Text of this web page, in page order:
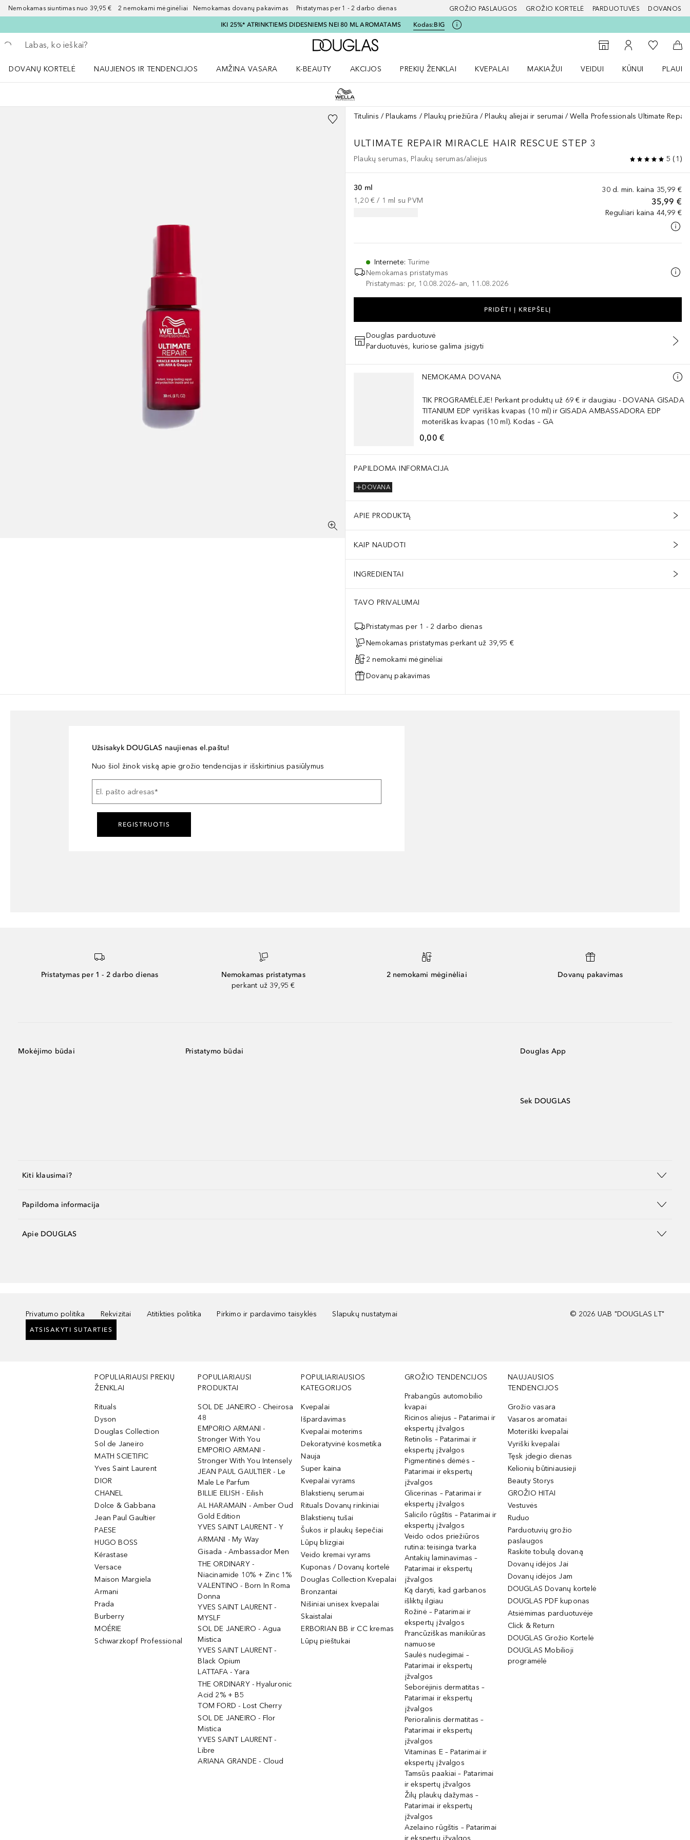
Nemokamas siuntimas nuo 39,95 € 2 nemokami mėginėliai Nemokamas dovanų pakavimas Pristatymas per 1 - 2 darbo dienas GROŽIO PASLAUGOS GROŽIO KORTELĖ PARDUOTUVĖS DOVANOS
IKI 25%* ATRINKTIEMS DIDESNIEMS NEI 80 ML AROMATAMS Kodas:BIG
Grįžk atgal
Vykdykite paiešką
Į Douglas pagrindinį puslapį
Į parduotuvių paiešką
Į mano paskyrą
Į mano
Į
DOVANŲ KORTELĖ
NAUJIENOS IR TENDENCIJOS
AMŽINA VASARA
K-BEAUTY
AKCIJOS
PREKIŲ ŽENKLAI
KVEPALAI
MAKIAŽUI
VEIDUI
KŪNUI
Titulinis Plaukams Plaukų priežiūra Plaukų aliejai ir serumai Wella Professionals Ultimate
ULTIMATE REPAIR MIRACLE HAIR RESCUE STEP 3
Plaukų serumas, Plaukų serumas/aliejus 5 ( 1 )
30 d. min. kaina 35,99 €
35,99 €
Reguliari kaina 44,99 €
30 ml
1,20 € / 1 ml su PVM
Internete:Turime
Nemokamas pristatymas
Pristatymas: pr, 10.08.2026–an, 11.08.2026
PRIDĖTI Į KREPŠELĮ
Douglas parduotuvė
Parduotuvės, kuriose galima įsigyti
Praleisti slankiklį
NEMOKAMA DOVANA
TIK PROGRAMĖLĖJE! Perkant produktų už 69 € ir daugiau - DOVANA GISADA
TITANIUM EDP vyriškas kvapas (10 ml) ir GISADA AMBASSADORA EDP
moteriškas kvapas (10 ml). Kodas – GA
0,00 €
PAPILDOMA INFORMACIJA
DOVANA
APIE PRODUKTĄ
KAIP NAUDOTI
INGREDIENTAI
TAVO PRIVALUMAI
Pristatymas per 1 - 2 darbo dienas
Nemokamas pristatymas perkant už 39,95 €
2 nemokami mėginėliai
Dovanų pakavimas
Užsisakyk DOUGLAS naujienas el.paštu!
Nuo šiol žinok viską apie grožio tendencijas ir išskirtinius pasiūlymus
El. pašto adresas*
REGISTRUOTIS
Pristatymas per 1 - 2 darbo dienas
Nemokamas pristatymas
perkant už 39,95 €
2 nemokami mėginėliai Dovanų pakavimas
Mokėjimo būdai Pristatymo būdai Douglas App
Sek DOUGLAS
Kiti klausimai?
Papildoma informacija
Apie DOUGLAS
Privatumo politika Rekvizitai Atitikties politika Pirkimo ir pardavimo taisyklės Slapukų nustatymai
ATSISAKYTI SUTARTIES
© 2026 UAB "DOUGLAS LT"
POPULIARIAUSI PREKIŲ
ŽENKLAI
Rituals
Dyson
Douglas Collection
Sol de Janeiro
MATH SCIETIFIC
Yves Saint Laurent
DIOR
CHANEL
Dolce & Gabbana
Jean Paul Gaultier
PAESE
HUGO BOSS
Kérastase
Versace
Maison Margiela
Armani
Prada
Burberry
MOÉRIE
Schwarzkopf Professional
POPULIARIAUSI
PRODUKTAI
SOL DE JANEIRO - Cheirosa
48
EMPORIO ARMANI -
Stronger With You
EMPORIO ARMANI -
Stronger With You Intensely
JEAN PAUL GAULTIER - Le
Male Le Parfum
BILLIE EILISH - Eilish
AL HARAMAIN - Amber Oud
Gold Edition
YVES SAINT LAURENT - Y
ARMANI - My Way
Gisada - Ambassador Men
THE ORDINARY -
Niacinamide 10% + Zinc 1%
VALENTINO - Born In Roma
Donna
YVES SAINT LAURENT -
MYSLF
SOL DE JANEIRO - Agua
Mistica
YVES SAINT LAURENT -
Black Opium
LATTAFA - Yara
THE ORDINARY - Hyaluronic
Acid 2% + B5
TOM FORD - Lost Cherry
SOL DE JANEIRO - Flor
Mistica
YVES SAINT LAURENT -
Libre
ARIANA GRANDE - Cloud
POPULIARIAUSIOS
KATEGORIJOS
Kvepalai
Išpardavimas
Kvepalai moterims
Dekoratyvinė kosmetika
Nauja
Super kaina
Kvepalai vyrams
Blakstienų serumai
Rituals Dovanų rinkiniai
Blakstienų tušai
Šukos ir plaukų šepečiai
Lūpų blizgiai
Veido kremai vyrams
Kuponas / Dovanų kortelė
Douglas Collection Kvepalai
Bronzantai
Nišiniai unisex kvepalai
Skaistalai
ERBORIAN BB ir CC kremas
Lūpų pieštukai
GROŽIO TENDENCIJOS
Prabangūs automobilio
kvapai
Ricinos aliejus – Patarimai ir
ekspertų įžvalgos
Retinolis – Patarimai ir
ekspertų įžvalgos
Pigmentinės dėmės –
Patarimai ir ekspertų
įžvalgos
Glicerinas – Patarimai ir
ekspertų įžvalgos
Salicilo rūgštis – Patarimai ir
ekspertų įžvalgos
Veido odos priežiūros
rutina: teisinga tvarka
Antakių laminavimas –
Patarimai ir ekspertų
įžvalgos
Ką daryti, kad garbanos
išliktų ilgiau
Rožinė – Patarimai ir
ekspertų įžvalgos
Prancūziškas manikiūras
namuose
Saulės nudegimai –
Patarimai ir ekspertų
įžvalgos
Seborėjinis dermatitas –
Patarimai ir ekspertų
įžvalgos
Perioralinis dermatitas –
Patarimai ir ekspertų
įžvalgos
Vitaminas E – Patarimai ir
ekspertų įžvalgos
Tamsūs paakiai – Patarimai
ir ekspertų įžvalgos
Žilų plaukų dažymas –
Patarimai ir ekspertų
įžvalgos
Azelaino rūgštis – Patarimai
ir ekspertų įžvalgos
NAUJAUSIOS
TENDENCIJOS
Grožio vasara
Vasaros aromatai
Moteriški kvepalai
Vyriški kvepalai
Tęsk įdegio dienas
Kelionių būtiniausieji
Beauty Storys
GROŽIO HITAI
Vestuvės
Ruduo
Parduotuvių grožio
paslaugos
Raskite tobulą dovaną
Dovanų idėjos Jai
Dovanų idėjos Jam
DOUGLAS Dovanų kortelė
DOUGLAS PDF kuponas
Atsiėmimas parduotuvėje
Click & Return
DOUGLAS Grožio Kortelė
DOUGLAS Mobilioji
programėlė